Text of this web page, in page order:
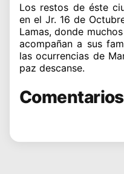
Los restos de éste
en el Jr. 16 de
Lamas, donde
acompañan a sus
las ocurrencias de
paz descanse.
Comentarios